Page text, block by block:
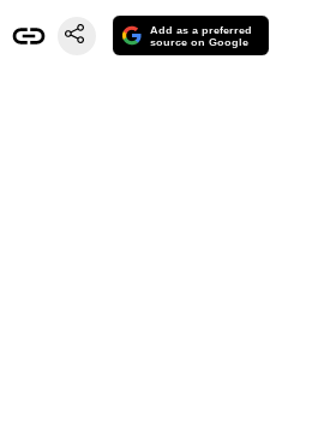
Add as a preferred
source on Google